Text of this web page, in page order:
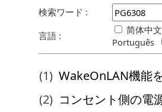
検索ワード :
言語 :
简体中文
Português